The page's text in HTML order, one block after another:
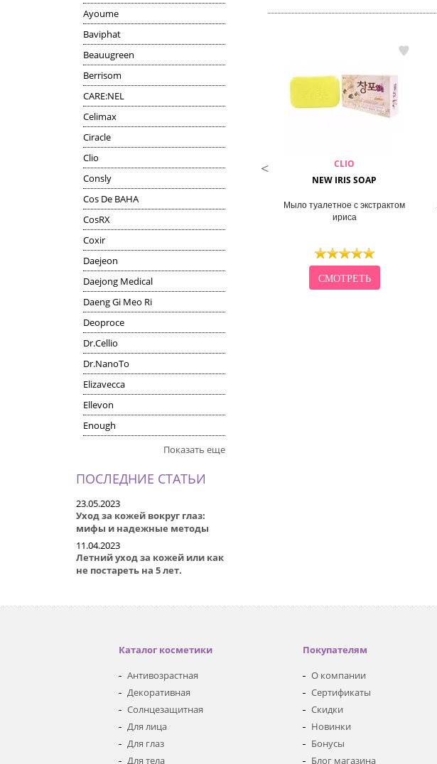
Ayoume
Baviphat
Beauugreen
Berrisom
CARE:NEL
Celimax
Ciracle
Clio
Consly
Cos De BAHA
CosRX
Coxir
Daejeon
Daejong Medical
Daeng Gi Meo Ri
Deoproce
Dr.Cellio
Dr.NanoTo
Elizavecca
Ellevon
Enough
Показать еще
ПОСЛЕДНИЕ СТАТЬИ
23.05.2023
Уход за кожей вокруг глаз:
мифы и надежные методы
11.04.2023
Летний уход за кожей или как
не постареть на 5 лет.
SOOTHING GEL 95%
CLIO
NEW IRIS SOAP
Мыло туалетное с экстрактом
ириса
СМОТРЕТЬ
Каталог косметики
Антивозрастная
Декоративная
Солнцезащитная
Для лица
Для глаз
Для тела
Покупателям
О компании
Сертификаты
Скидки
Новинки
Бонусы
Блог магазина